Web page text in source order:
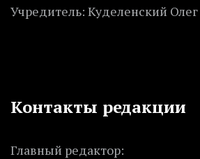
Учредитель: Куделенский
Контакты редакции
Главный редактор: